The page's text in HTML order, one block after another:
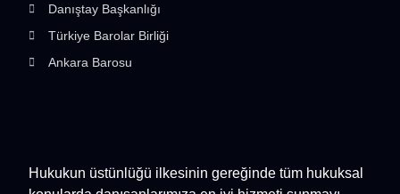
Hukukun üstünlüğü ilkesinin gereğinde tüm hukuksal
Danıştay Başkanlığı
Türkiye Barolar Birliği
Ankara Barosu